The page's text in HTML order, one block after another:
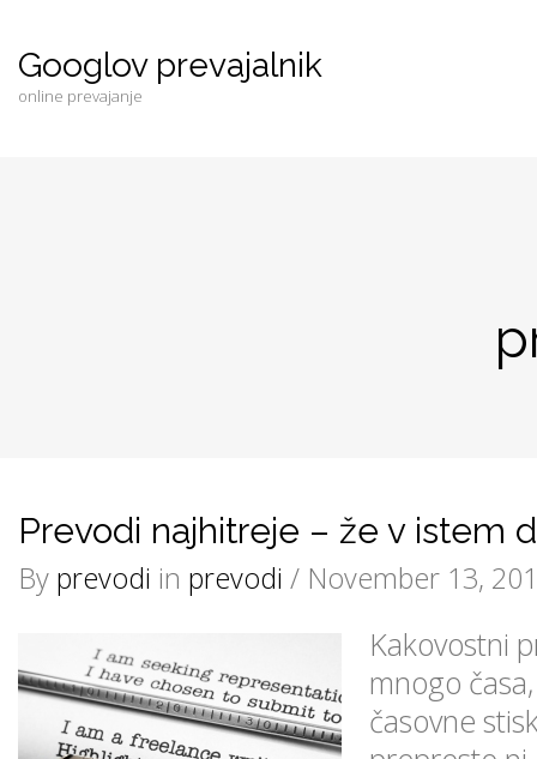
Googlov prevajalnik
online prevajanje
Prevodi najhitreje – že v istem
By prevodi in prevodi / November 13,
Kakovostni
mnogo
časovne